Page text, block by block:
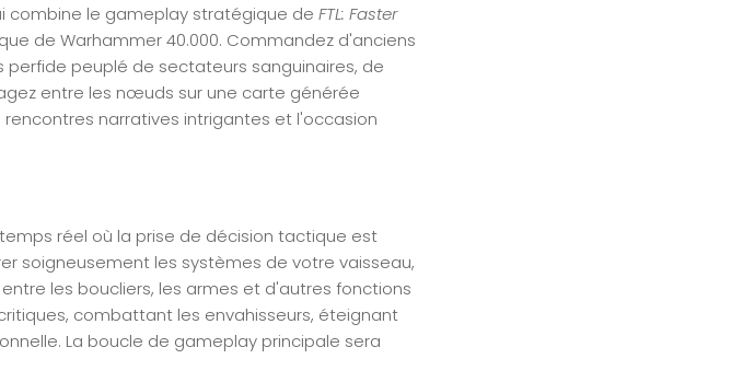
combine le gameplay stratégique de FTL: Faster
de Warhammer 40.000. Commandez d'anciens
perfide peuplé de sectateurs sanguinaires, de
entre les nœuds sur une carte générée
narratives intrigantes et l'occasion
réel où la prise de décision tactique est
soigneusement les systèmes de votre vaisseau,
les boucliers, les armes et d'autres fonctions
combattant les envahisseurs, éteignant
La boucle de gameplay principale sera